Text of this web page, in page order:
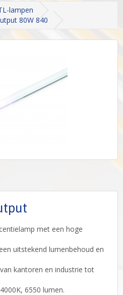
lampen
80W 840
met een hoge
uitstekend lumenbehoud en
kantoren en industrie tot
6550 lumen.